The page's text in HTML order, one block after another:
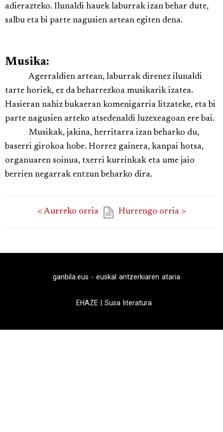
adierazteko. Ilunaldi hauek laburrak izan behar dute,
salbu eta bi parte nagusien artean egiten dena.
Musika:
Agerraldien artean, laburrak direnez ilunaldi
tarte horiek, ez da beharrezkoa musikarik izatea.
Hasieran nahiz bukaeran komenigarria litzateke, eta bi
parte nagusien arteko atsedenaldi luzexeagoan ere bai.
Musikak, jakina, herritarra izan beharko du,
baserri girokoa hobe. Horrez gainera, kanpai hotsa,
organuaren soinua, txerri kurrinkak eta ume jaio
berrien negarrak entzun beharko dira.
< Aurreko orria Hurrengo orria >
ganbila.eus - euskal antzerkiaren ataria
EHAZE Susa literatura